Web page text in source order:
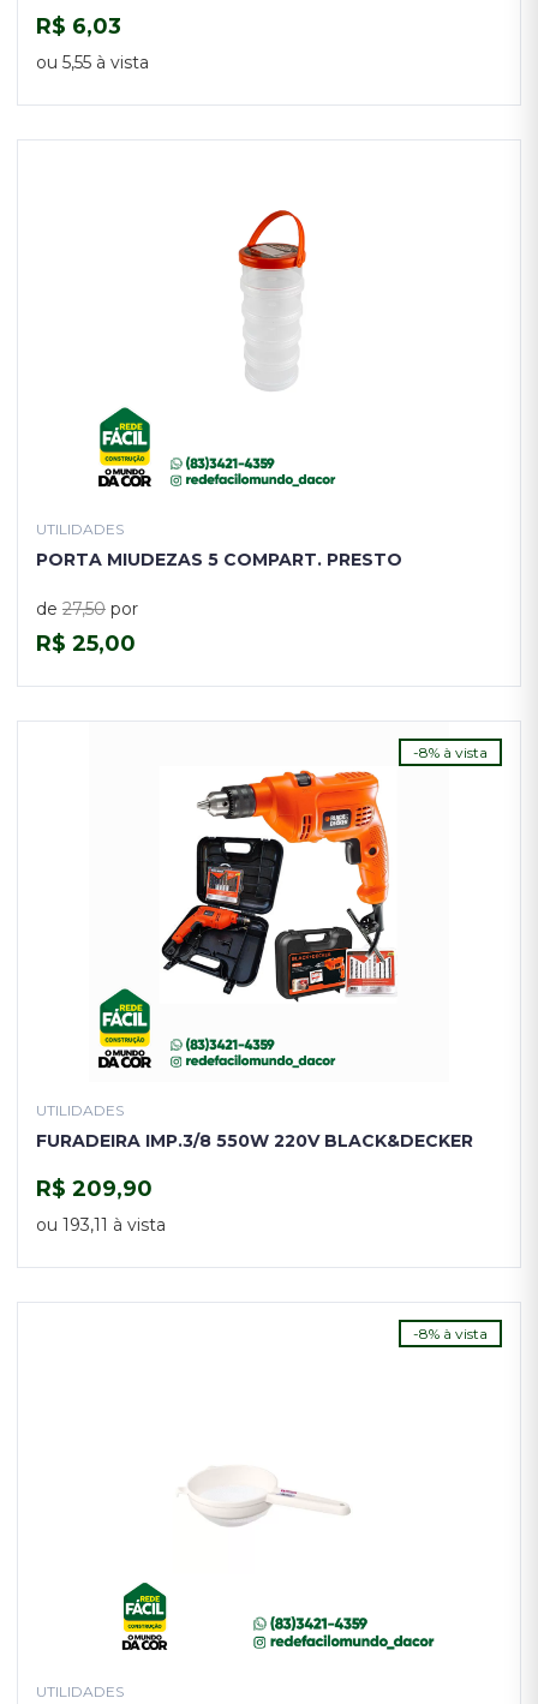
R$ 6,03
ou 5,55 à vista
UTILIDADES
PORTA MIUDEZAS 5 COMPART. PRESTO
de 27,50 por
R$ 25,00
-8% à vista
UTILIDADES
FURADEIRA IMP.3/8 550W 220V BLACK&DECKER
R$ 209,90
ou 193,11 à vista
-8% à vista
UTILIDADES